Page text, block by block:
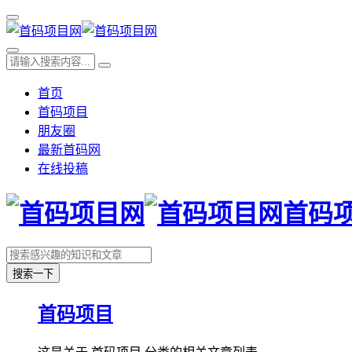
首页
首码项目
朋友圈
最新首码网
在线投稿
首码
搜索一下
首码项目